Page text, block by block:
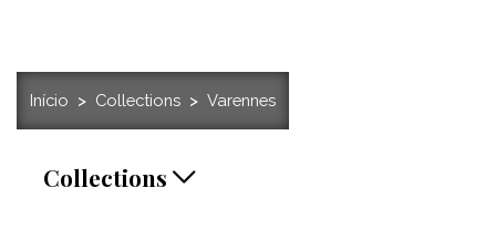
Início Collections Varennes
Collections